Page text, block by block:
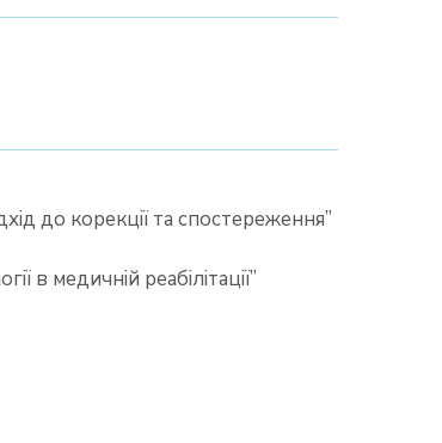
до корекції та спостереження”
в медичній реабілітації”